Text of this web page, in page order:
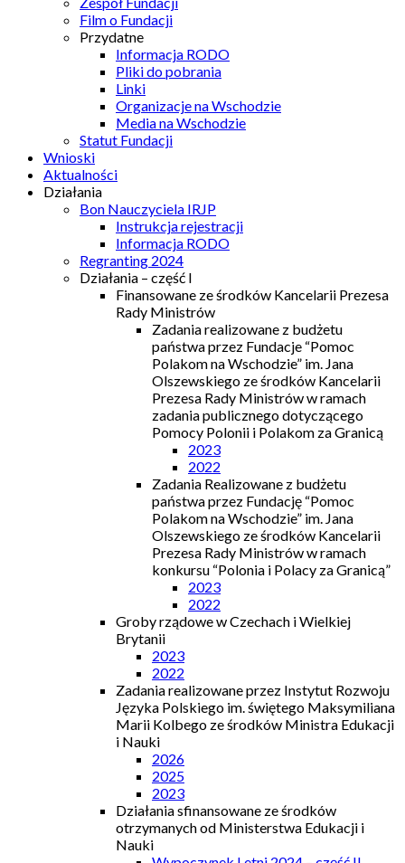
Film o Fundacji
Przydatne
Informacja RODO
Pliki do pobrania
Linki
Organizacje na Wschodzie
Media na Wschodzie
Statut Fundacji
Wnioski
Aktualności
Działania
Bon Nauczyciela IRJP
Instrukcja rejestracji
Informacja RODO
Regranting 2024
Działania – część I
Finansowane ze środków Kancelarii Prezesa
Rady Ministrów
Zadania realizowane z budżetu
państwa przez Fundacje “Pomoc
Polakom na Wschodzie” im. Jana
Olszewskiego ze środków Kancelarii
Prezesa Rady Ministrów w ramach
zadania publicznego dotyczącego
Pomocy Polonii i Polakom za Granicą
2023
2022
Zadania Realizowane z budżetu
państwa przez Fundację “Pomoc
Polakom na Wschodzie” im. Jana
Olszewskiego ze środków Kancelarii
Prezesa Rady Ministrów w ramach
konkursu “Polonia i Polacy za Granicą”
2023
2022
Groby rządowe w Czechach i Wielkiej
Brytanii
2023
2022
Zadania realizowane przez Instytut Rozwoju
Języka Polskiego im. świętego Maksymiliana
Marii Kolbego ze środków Ministra Edukacji
i Nauki
2026
2025
2023
Działania sfinansowane ze środków
otrzymanych od Ministerstwa Edukacji i
Nauki